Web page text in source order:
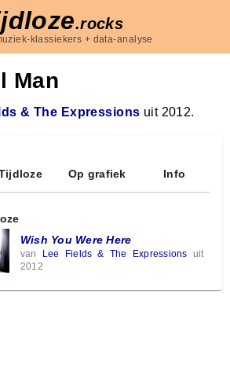
.rocks
klassiekers + data-analyse
Man
& The Expressions uit 2012.
Op grafiek Info
Wish You Were Here
van Lee Fields & The Expressions uit
2012